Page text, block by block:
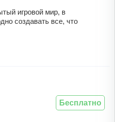
игровой мир, в
создавать все, что
Бесплатно